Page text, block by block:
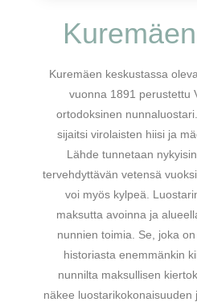
Kuremäen keskustassa
vuonna 1891 perustettu
ortodoksinen
sijaitsi virolaisten hiisi ja
Lähde tunnetaan
tervehdyttävän vetensä
voi myös kylpeä.
maksutta avoinna ja
nunnien toimia. Se, joka
historiasta enemmänkin
nunnilta maksullisen
näkee luostarikokonaisuuden